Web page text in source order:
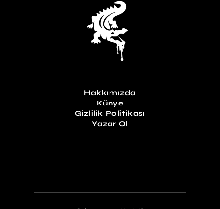
Hakkımızda
Künye
Gizlilik Politikası
Yazar Ol